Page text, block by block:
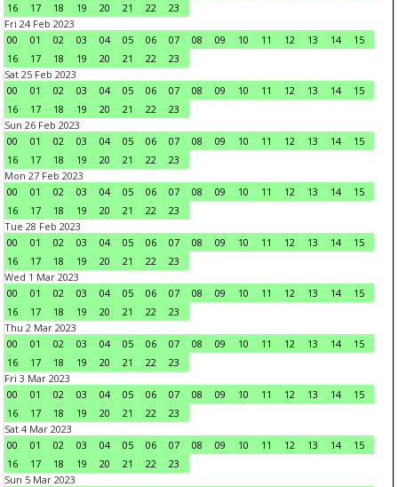
16
17 18 19 20 21 22
23
Fri 24 Feb 2023
00
01 02 03 04 05 06 07 08 09 10 11 12 13 14
15
16
17 18 19 20 21 22
23
Sat 25 Feb 2023
00
01 02 03 04 05 06 07 08 09 10 11 12 13 14
15
16
17 18 19 20 21 22
23
Sun 26 Feb 2023
00
01 02 03 04 05 06 07 08 09 10 11 12 13 14
15
16
17 18 19 20 21 22
23
Mon 27 Feb 2023
00
01 02 03 04 05 06 07 08 09 10 11 12 13 14
15
16
17 18 19 20 21 22
23
Tue 28 Feb 2023
00
01 02 03 04 05 06 07 08 09 10 11 12 13 14
15
16
17 18 19 20 21 22
23
Wed 1 Mar 2023
00
01 02 03 04 05 06 07 08 09 10 11 12 13 14
15
16
17 18 19 20 21 22
23
Thu 2 Mar 2023
00
01 02 03 04 05 06 07 08 09 10 11 12 13 14
15
16
17 18 19 20 21 22
23
Fri 3 Mar 2023
00
01 02 03 04 05 06 07 08 09 10 11 12 13 14
15
16
17 18 19 20 21 22
23
Sat 4 Mar 2023
00
01 02 03 04 05 06 07 08 09 10 11 12 13 14
15
16
17 18 19 20 21 22
23
Sun 5 Mar 2023